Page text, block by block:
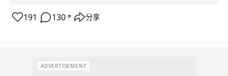
191 130 ↗ 分享
ADVERTISEMENT